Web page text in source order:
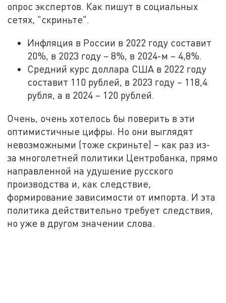
опрос экспертов. Как пишут в социальных
сетях, "скриньте".
Инфляция в России в 2022 году составит
20%, в 2023 году – 8%, в 2024-м – 4,8%.
Средний курс доллара США в 2022 году
составит 110 рублей, в 2023 году – 118,4
рубля, а в 2024 – 120 рублей.
Очень, очень хотелось бы поверить в эти
оптимистичные цифры. Но они выглядят
невозможными (тоже скриньте) – как раз из-
за многолетней политики Центробанка, прямо
направленной на удушение русского
производства и, как следствие,
формирование зависимости от импорта. И эта
политика действительно требует следствия,
но уже в другом значении слова.